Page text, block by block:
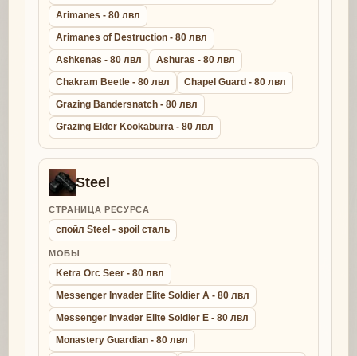
Arimanes - 80 лвл
Arimanes of Destruction - 80 лвл
Ashkenas - 80 лвл
Ashuras - 80 лвл
Chakram Beetle - 80 лвл
Chapel Guard - 80 лвл
Grazing Bandersnatch - 80 лвл
Grazing Elder Kookaburra - 80 лвл
Steel
СТРАНИЦА РЕСУРСА
спойл Steel - spoil сталь
МОБЫ
Ketra Orc Seer - 80 лвл
Messenger Invader Elite Soldier A - 80 лвл
Messenger Invader Elite Soldier E - 80 лвл
Monastery Guardian - 80 лвл